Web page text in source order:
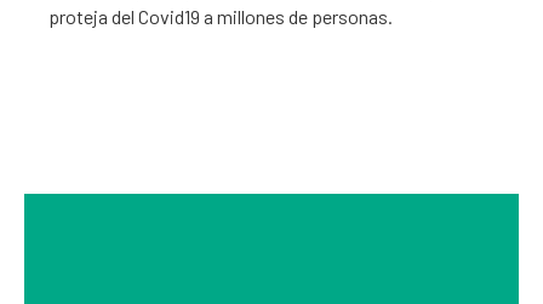
proteja del Covid19 a millones de personas.